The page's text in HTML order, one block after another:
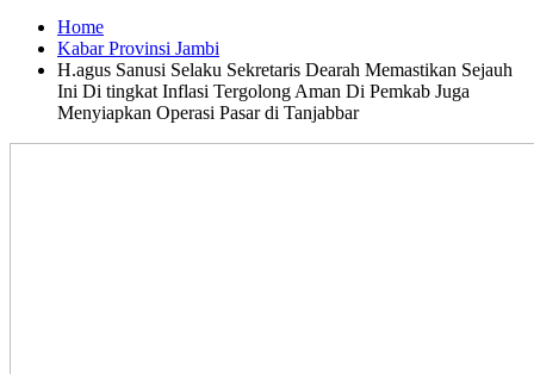
Home
Kabar Provinsi Jambi
H.agus Sanusi Selaku Sekretaris Dearah Memastikan Sejauh
Ini Di tingkat Inflasi Tergolong Aman Di Pemkab Juga
Menyiapkan Operasi Pasar di Tanjabbar